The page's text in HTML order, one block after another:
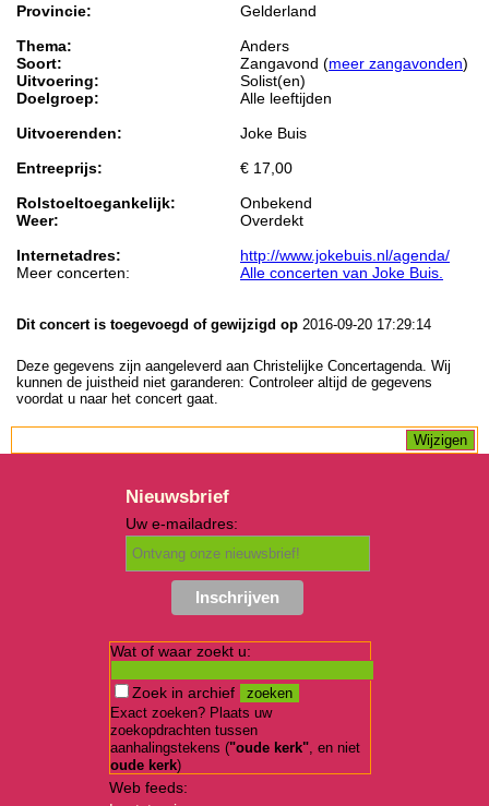
Provincie:
Gelderland
Thema:
Anders
Soort:
Zangavond (meer zangavonden)
Uitvoering:
Solist(en)
Doelgroep:
Alle leeftijden
Uitvoerenden:
Joke Buis
Entreeprijs:
€ 17,00
Rolstoeltoegankelijk:
Onbekend
Weer:
Overdekt
Internetadres:
http://www.jokebuis.nl/agenda/
Meer concerten:
Alle concerten van Joke Buis.
Dit concert is toegevoegd of gewijzigd op 2016-09-20 17:29:14
Deze gegevens zijn aangeleverd aan Christelijke Concertagenda. Wij
kunnen de juistheid niet garanderen: Controleer altijd de gegevens
voordat u naar het concert gaat.
Nieuwsbrief
Uw e-mailadres:
Wat of waar zoekt u:
Zoek in archief
Exact zoeken? Plaats uw
zoekopdrachten tussen
aanhalingstekens ("oude kerk", en niet
oude kerk)
Web feeds: